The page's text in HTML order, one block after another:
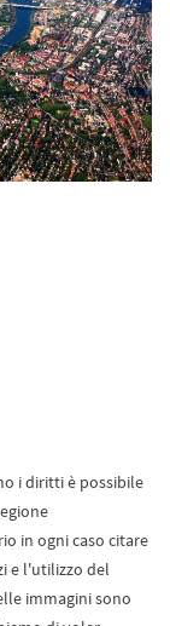
i diritti è possibile
in ogni caso citare
e l'utilizzo del
immagini sono